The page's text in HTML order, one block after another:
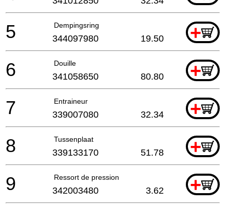
Dempingsring +
5 344097980 19.50
Douille +
6 341058650 80.80
Entraineur +
7 339007080 32.34
Tussenplaat +
8 339133170 51.78
Ressort de pression +
9 342003480 3.62